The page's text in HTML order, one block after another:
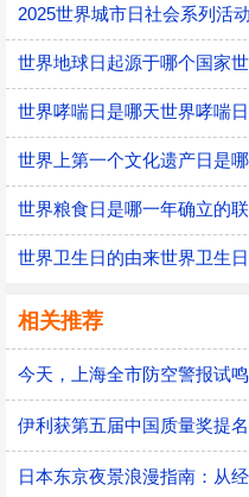
世界哮喘日是哪天世界哮喘
世界卫生日的由来世界卫生
相关推荐
伊利获第五届中国质量奖提
日本东京夜景浪漫指南：从